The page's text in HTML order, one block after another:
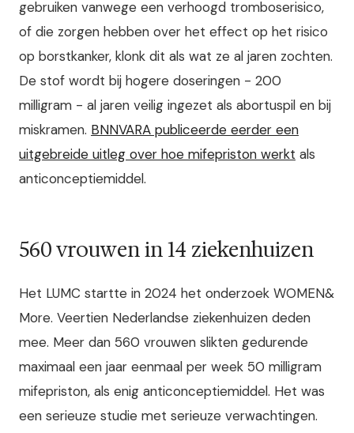
gebruiken vanwege een verhoogd tromboserisico,
of die zorgen hebben over het effect op het risico
op borstkanker, klonk dit als wat ze al jaren zochten.
De stof wordt bij hogere doseringen - 200
milligram - al jaren veilig ingezet als abortuspil en bij
miskramen. BNNVARA publiceerde eerder een
uitgebreide uitleg over hoe mifepriston werkt als
anticonceptiemiddel.
560 vrouwen in 14 ziekenhuizen
Het LUMC startte in 2024 het onderzoek WOMEN&
More. Veertien Nederlandse ziekenhuizen deden
mee. Meer dan 560 vrouwen slikten gedurende
maximaal een jaar eenmaal per week 50 milligram
mifepriston, als enig anticonceptiemiddel. Het was
een serieuze studie met serieuze verwachtingen.